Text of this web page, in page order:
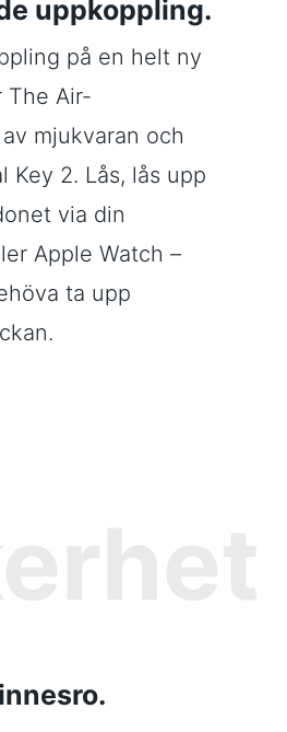
uppkoppling.
på en helt ny
The Air-
mjukvaran och
Key 2. Lås, lås upp
via din
Apple Watch –
ta upp